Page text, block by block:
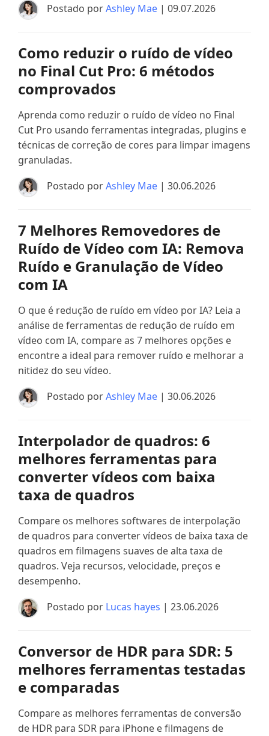
Postado porAshley Mae | 09.07.2026
Como reduzir o ruído de vídeo
no Final Cut Pro: 6 métodos
comprovados
Aprenda como reduzir o ruído de vídeo no Final
Cut Pro usando ferramentas integradas, plugins e
técnicas de correção de cores para limpar imagens
granuladas.
Postado porAshley Mae | 30.06.2026
7 Melhores Removedores de
Ruído de Vídeo com IA: Remova
Ruído e Granulação de Vídeo
com IA
O que é redução de ruído em vídeo por IA? Leia a
análise de ferramentas de redução de ruído em
vídeo com IA, compare as 7 melhores opções e
encontre a ideal para remover ruído e melhorar a
nitidez do seu vídeo.
Postado porAshley Mae | 30.06.2026
Interpolador de quadros: 6
melhores ferramentas para
converter vídeos com baixa
taxa de quadros
Compare os melhores softwares de interpolação
de quadros para converter vídeos de baixa taxa de
quadros em filmagens suaves de alta taxa de
quadros. Veja recursos, velocidade, preços e
desempenho.
Postado por Lucas hayes | 23.06.2026
Conversor de HDR para SDR: 5
melhores ferramentas testadas
e comparadas
Compare as melhores ferramentas de conversão
de HDR para SDR para iPhone e filmagens de